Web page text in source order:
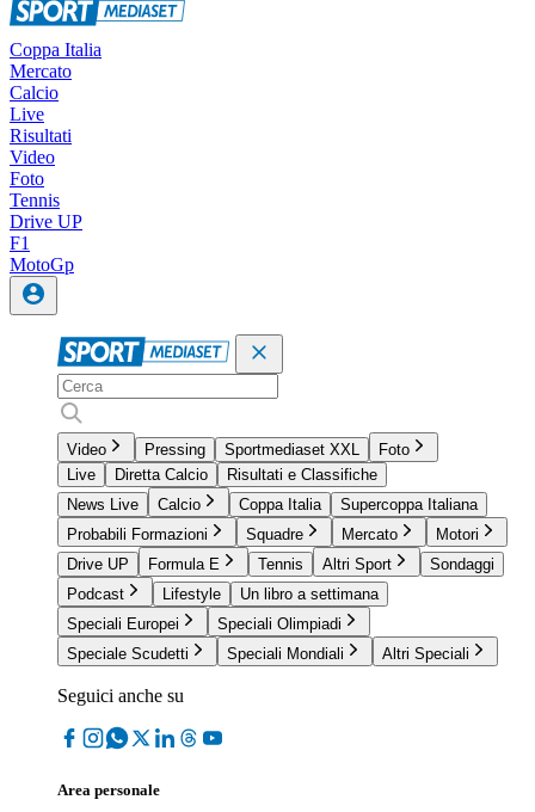
Coppa Italia
Mercato
Calcio
Live
Risultati
Video
Foto
Tennis
Drive UP
F1
MotoGp
Video Pressing Sportmediaset XXL
Foto
Live
Diretta Calcio
Risultati e Classifiche
News Live
Calcio Coppa Italia
Supercoppa Italiana
Probabili Formazioni
Squadre Mercato
Motori
Drive UP
Formula E Tennis Altri Sport
Sondaggi
Podcast
Lifestyle
Un libro a settimana
Speciali Europei
Speciali Olimpiadi
Speciale Scudetti
Speciali Mondiali Altri Speciali
Seguici anche su
Area personale